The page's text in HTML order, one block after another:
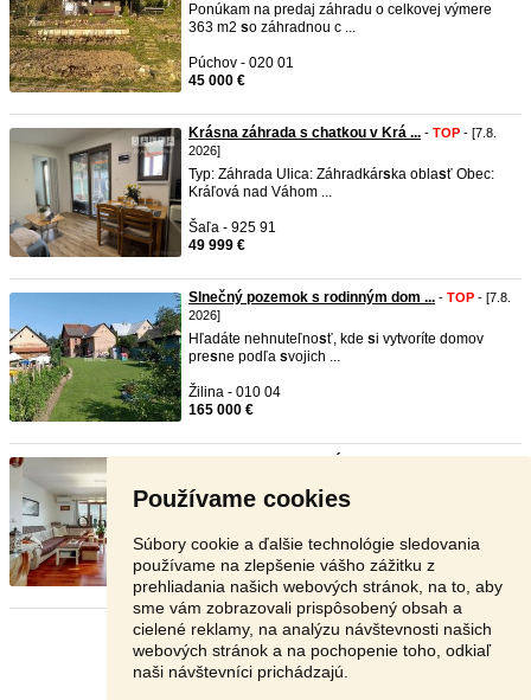
Používame cookies
Súbory cookie a ďalšie technológie sledovania
používame na zlepšenie vášho zážitku z
prehliadania našich webových stránok, na to, aby
sme vám zobrazovali prispôsobený obsah a
cielené reklamy, na analýzu návštevnosti našich
webových stránok a na pochopenie toho, odkiaľ
naši návštevníci prichádzajú.
Ponúkam na predaj záhradu o celkovej výmere
363 m2 so záhradnou c ...
Púchov - 020 01
45 000 €
Krásna záhrada s chatkou v Krá ... - TOP - [7.8.
2026]
Typ: Záhrada Ulica: Záhradkárska oblasť Obec:
Kráľová nad Váhom ...
Šaľa - 925 91
49 999 €
Slnečný pozemok s rodinným dom ... - TOP - [7.8.
2026]
Hľadáte nehnuteľnosť, kde si vytvoríte domov
presne podľa svojich ...
Žilina - 010 04
165 000 €
NA PREDAJ: Investičná príležito
Bratislava - 821 07
800 000 €
Stránka: 1 2 3 Ďalšia